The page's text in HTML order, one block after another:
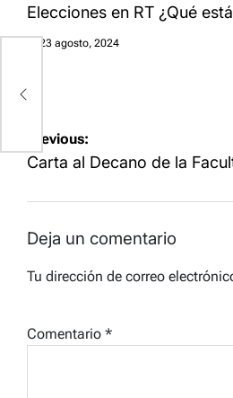
IN
Elecciones en RT ¿Qué
Posted
23 agosto, 2024
Navegación
de
Previous:
Carta al Decano de la
Deja un comentario
Tu dirección de correo
Comentario *